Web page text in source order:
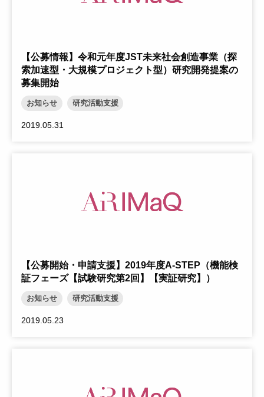
【公募情報】令和元年度JST未来社会創造事業（探
索加速型・大規模プロジェクト型）研究開発提案の
募集開始
お知らせ 研究活動支援
2019.05.31
【公募開始・申請支援】2019年度A-STEP（機能検
証フェーズ【試験研究第2回】【実証研究】）
お知らせ 研究活動支援
2019.05.23